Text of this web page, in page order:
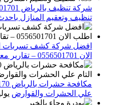
تنظيف وتعقيم المنازل
الان 0556501701‬‏ – تقارير معتمدة
علي الحشرات والقوارض يوليو